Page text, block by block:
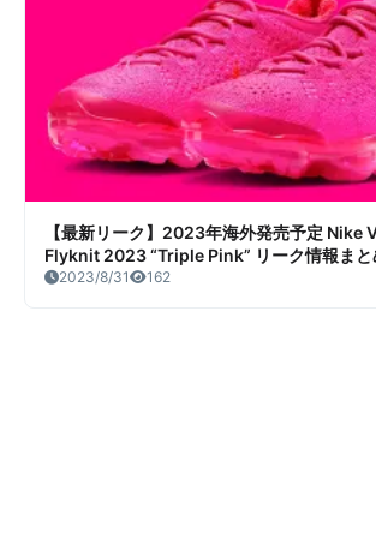
【最新リーク】2023年海外発売予定 Nike
Flyknit 2023 “Triple Pink” リーク情報まと
2023/8/31 162